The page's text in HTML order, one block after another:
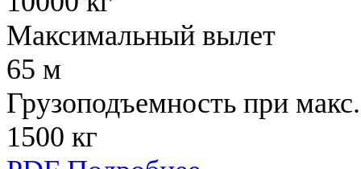
Максимальный вылет
65 м
Грузоподъемность при
1500 кг